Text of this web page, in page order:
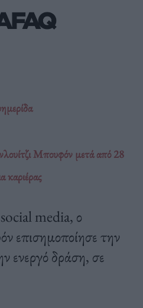
Μπουφόν μετά από 28
καριέρας
media, ο
επισημοποίησε την
ενεργό δράση, σε